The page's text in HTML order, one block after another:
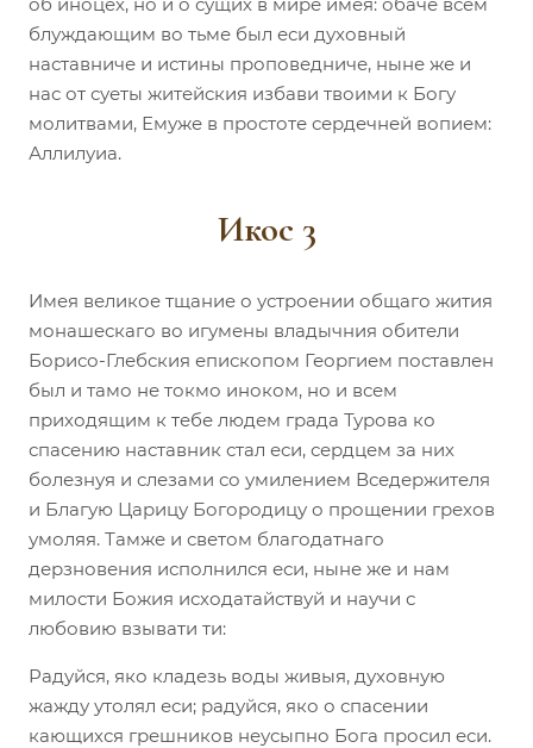
блуждающим во тьме был еси духовный
наставниче и истины проповедниче, ныне же и
нас от суеты житейския избави твоими к Богу
молитвами, Емуже в простоте сердечней вопием:
Аллилуиа.
Икос 3
Имея великое тщание о устроении общаго жития
монашескаго во игумены владычния обители
Борисо-Глебския епископом Георгием поставлен
был и тамо не токмо иноком, но и всем
приходящим к тебе людем града Турова ко
спасению наставник стал еси, сердцем за них
болезнуя и слезами со умилением Вседержителя
и Благую Царицу Богородицу о прощении грехов
умоляя. Тамже и светом благодатнаго
дерзновения исполнился еси, ныне же и нам
милости Божия исходатайствуй и научи с
любовию взывати ти:
Радуйся, яко кладезь воды живыя, духовную
жажду утолял еси; радуйся, яко о спасении
кающихся грешников неусыпно Бога просил еси.